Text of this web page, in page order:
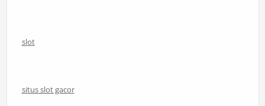
slot
situs slot gacor